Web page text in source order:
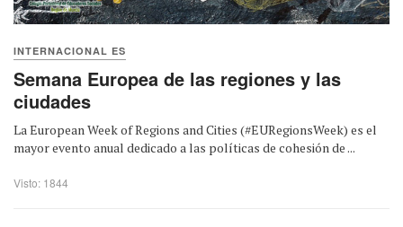
INTERNACIONAL ES
Semana Europea de las regiones y las
ciudades
La European Week of Regions and Cities (#EURegionsWeek) es el
mayor evento anual dedicado a las políticas de cohesión de ...
Visto: 1844